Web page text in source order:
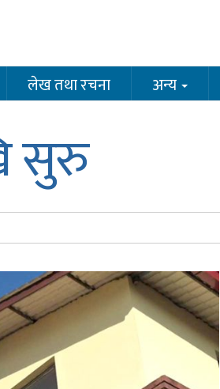
लेख तथा रचना अन्य
सुरु